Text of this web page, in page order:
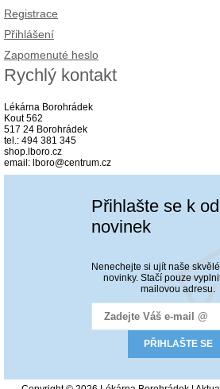
Registrace
Přihlášení
Zapomenuté heslo
Rychlý kontakt
Lékárna Borohrádek
Kout 562
517 24 Borohrádek
tel.: 494 381 345
shop.lboro.cz
email: lboro@centrum.cz
Přihlašte se k
novinek
Nenechejte si ujít naše
novinky. Stačí pouze
mailovou adresu.